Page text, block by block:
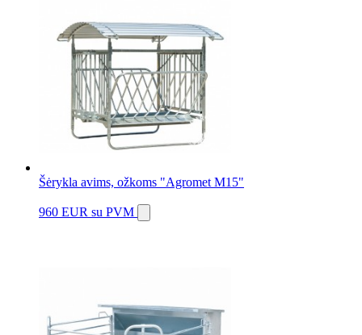
Šėrykla avims, ožkoms "Agromet M15"
960 EUR su PVM